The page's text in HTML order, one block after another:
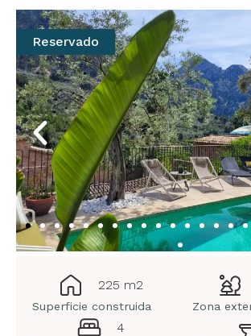
Reservado
225 m2
Superficie construida Zona
4